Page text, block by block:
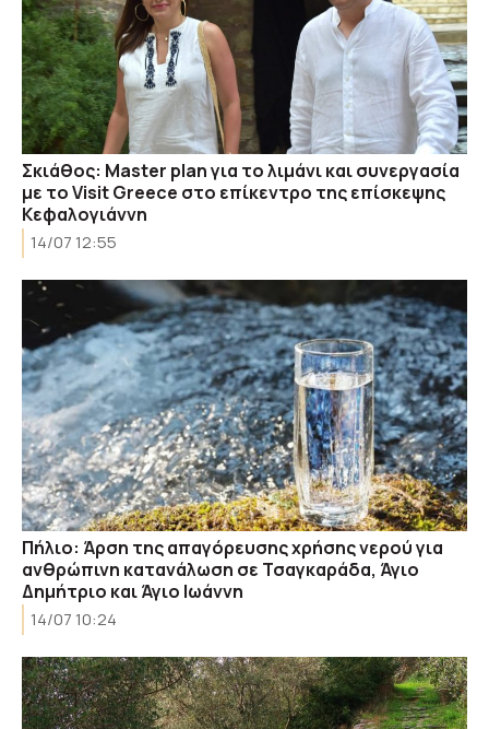
Σκιάθος: Master plan για το λιμάνι και συνεργασία
με το Visit Greece στο επίκεντρο της επίσκεψης
Κεφαλογιάννη
14/07 12:55
Πήλιο: Άρση της απαγόρευσης χρήσης νερού για
ανθρώπινη κατανάλωση σε Τσαγκαράδα, Άγιο
Δημήτριο και Άγιο Ιωάννη
14/07 10:24